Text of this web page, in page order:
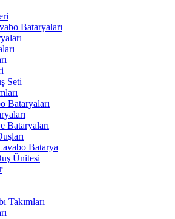
Bataryaları
Seti
Bataryaları
Bataryaları
Batarya
Ünitesi
Takımları